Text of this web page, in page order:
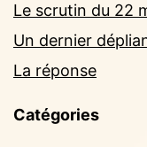
Le scrutin du 22
Un dernier
La réponse
Catégories